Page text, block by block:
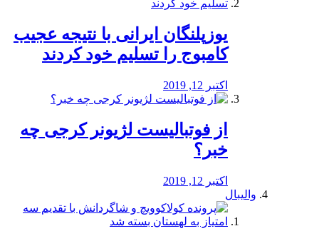
یوزپلنگان ایرانی با نتیجه عجیب
کامبوج را تسلیم خود کردند
اکتبر 12, 2019
از فوتبالیست لژیونر کرجی چه
خبر؟
اکتبر 12, 2019
والیبال